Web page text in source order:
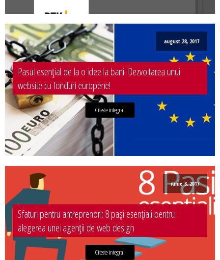
august 28, 2017
Pasul esențial de la o idee la bani: Dezvoltarea unui
website cu fonduri europene!
Citeste integral
iunie 3, 2017
Sfaturi pentru antreprenori: 8 pași esențiali pentru
alegerea unei agenții de web design
Citeste integral